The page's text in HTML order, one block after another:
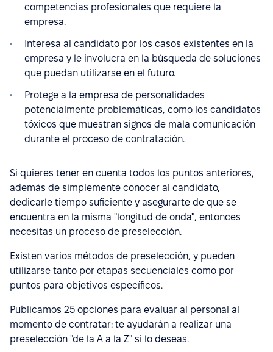
competencias profesionales que requiere la
empresa.
Interesa al candidato por los casos existentes en la
empresa y le involucra en la búsqueda de soluciones
que puedan utilizarse en el futuro.
Protege a la empresa de personalidades
potencialmente problemáticas, como los candidatos
tóxicos que muestran signos de mala comunicación
durante el proceso de contratación.
Si quieres tener en cuenta todos los puntos anteriores,
además de simplemente conocer al candidato,
dedicarle tiempo suficiente y asegurarte de que se
encuentra en la misma "longitud de onda", entonces
necesitas un proceso de preselección.
Existen varios métodos de preselección, y pueden
utilizarse tanto por etapas secuenciales como por
puntos para objetivos específicos.
Publicamos 25 opciones para evaluar al personal al
momento de contratar: te ayudarán a realizar una
preselección "de la A a la Z" si lo deseas.